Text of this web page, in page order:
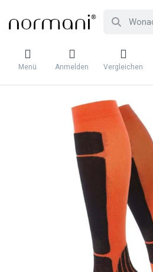
Menü Anmelden Vergleichen